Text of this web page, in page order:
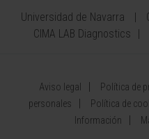
Universidad de Navarra
CIMA LAB Diagnostics
Aviso legal Política de
personales
Política de
Información